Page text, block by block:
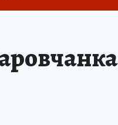
ЧЕСТЬ ПРОФЕССИИ АФИША